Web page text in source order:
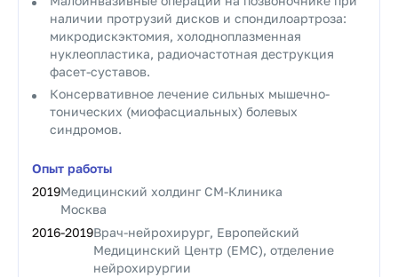
наличии протрузий дисков и спондилоартроза:
микродискэктомия, холодноплазменная
нуклеопластика, радиочастотная деструкция
фасет-суставов.
Консервативное лечение сильных мышечно-
тонических (миофасциальных) болевых
синдромов.
Опыт работы
2019Медицинский холдинг СМ-Клиника
Москва
2016-2019Врач-нейрохирург, Европейский
Медицинский Центр (EMC), отделение
нейрохирургии